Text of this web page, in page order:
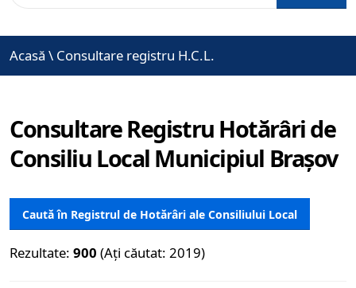
Acasă \ Consultare registru H.C.L.
Consultare Registru Hotărâri de
Consiliu Local Municipiul Brașov
Caută în Registrul de Hotărâri ale Consiliului Local
Rezultate: 900 (Ați căutat: 2019)